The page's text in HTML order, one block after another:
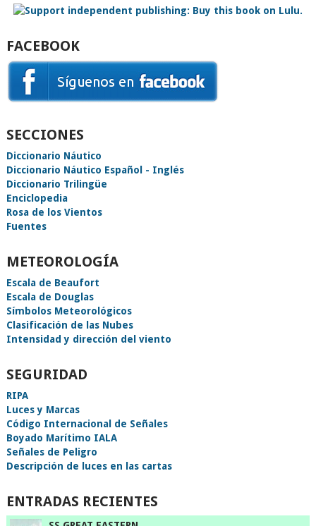
FACEBOOK
SECCIONES
Diccionario Náutico
Diccionario Náutico Español - Inglés
Diccionario Trilingüe
Enciclopedia
Rosa de los Vientos
Fuentes
METEOROLOGÍA
Escala de Beaufort
Escala de Douglas
Símbolos Meteorológicos
Clasificación de las Nubes
Intensidad y dirección del viento
SEGURIDAD
RIPA
Luces y Marcas
Código Internacional de Señales
Boyado Marítimo IALA
Señales de Peligro
Descripción de luces en las cartas
ENTRADAS RECIENTES